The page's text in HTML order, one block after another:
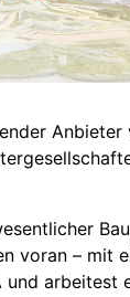
Anbieter
voran – mit
und arbeitest